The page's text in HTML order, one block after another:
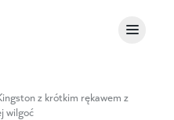
z krótkim rękawem z
wilgoć